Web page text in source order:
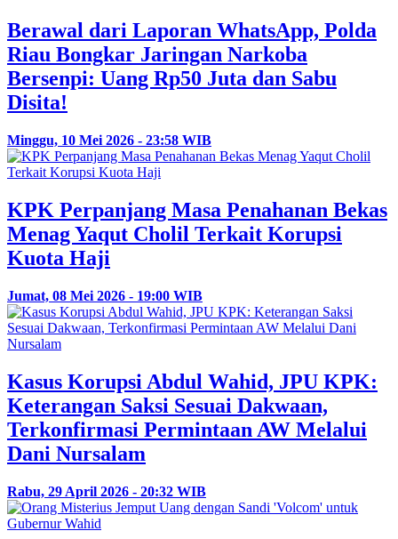
Berawal dari Laporan WhatsApp, Polda
Riau Bongkar Jaringan Narkoba
Bersenpi: Uang Rp50 Juta dan Sabu
Disita!
Minggu, 10 Mei 2026 - 23:58 WIB
KPK Perpanjang Masa Penahanan Bekas
Menag Yaqut Cholil Terkait Korupsi
Kuota Haji
Jumat, 08 Mei 2026 - 19:00 WIB
Kasus Korupsi Abdul Wahid, JPU KPK:
Keterangan Saksi Sesuai Dakwaan,
Terkonfirmasi Permintaan AW Melalui
Dani Nursalam
Rabu, 29 April 2026 - 20:32 WIB